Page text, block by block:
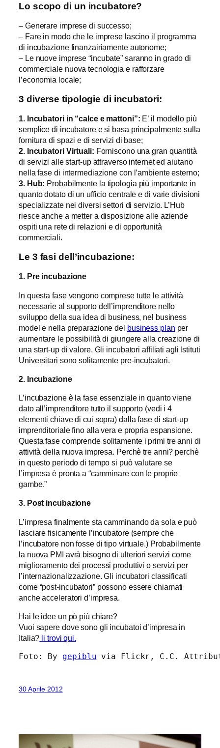
Lo scopo di un incubatore?
– Generare imprese di successo;
– Fare in modo che le imprese lascino il programma
di incubazione finanzairiamente autonome;
– Le nuove imprese “incubate” saranno in grado di
commerciale nuova tecnologia e rafforzare
l’economia locale;
3 diverse tipologie di incubatori:
1. Incubatori in “calce e mattoni”: E’ il modello più
semplice di incubatore e si basa principalmente sulla
fornitura di spazi e di servizi di base;
2. Incubatori Virtuali: Forniscono una gran quantità
di servizi alle start-up attraverso internet ed aiutano
nella fase di intermediazione con l’ambiente esterno;
3. Hub: Probabilmente la tipologia più importante in
quanto dotato di un ufficio centrale e di varie divisioni
specializzate nei diversi settori di servizio. L’Hub
riesce anche a metter a disposizione alle aziende
ospiti una rete di relazioni e di opportunità
commerciali.
Le 3 fasi dell’incubazione:
1. Pre incubazione
In questa fase vengono comprese tutte le attività
necessarie al supporto dell’imprenditore nello
sviluppo della sua idea di business, nel business
model e nella preparazione del business plan per
aumentare le possibilità di giungere alla creazione di
una start-up di valore. Gli incubatori affiliati agli Istituti
Universitari sono solitamente pre-incubatori.
2. Incubazione
L’incubazione è la fase essenziale in quanto viene
dato all’imprenditore tutto il supporto (vedi i 4
elementi chiave di cui sopra) dalla fase di start-up
imprenditoriale fino alla vera e propria espansione.
Questa fase comprende solitamente i primi tre anni di
attività della nuova impresa. Perchè tre anni? perchè
in questo periodo di tempo si può valutare se
l’impresa è pronta a “camminare con le proprie
gambe.”
3. Post incubazione
L’impresa finalmente sta camminando da sola e può
lasciare fisicamente l’incubatore (sempre che
l’incubatore non fosse di tipo virtuale.) Probabilmente
la nuova PMI avrà bisogno di ulteriori servizi come
miglioramento dei processi produttivi o servizi per
l’internazionalizzazione. Gli incubatori classificati
come “post-incubatori” possono essere chiamati
anche acceleratori d’impresa.
Hai le idee un pò più chiare?
Vuoi sapere dove sono gli incubatoi d’impresa in
Italia? li trovi qui.
Foto: By gepiblu via Flickr, C.C.
30 Aprile 2012